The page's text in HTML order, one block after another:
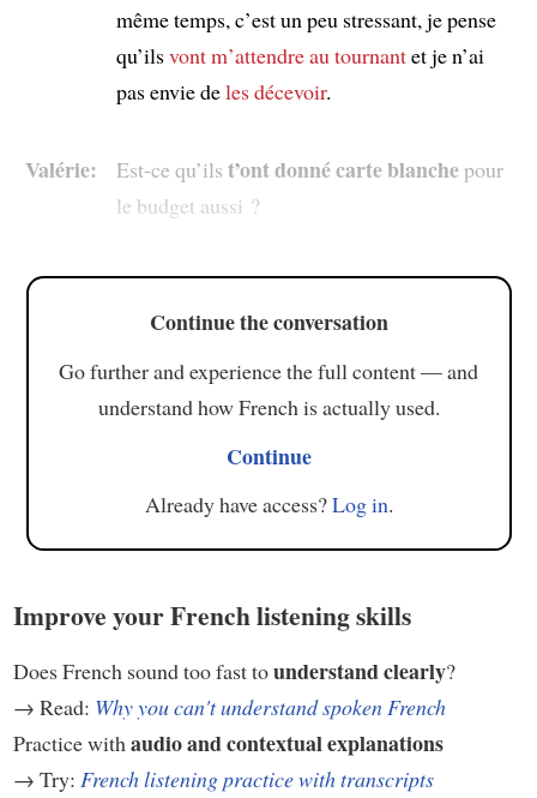
même temps, c’est un peu stressant, je pense
qu’ilsvont m’attendre au tournantet je n’ai
pas envie deles décevoir.
Valérie: Est-ce qu’ils t’ont donné carte blanchepour
le budget aussi ?
Continue the conversation
Go further and experience the full content — and
understand how French is actually used.
Continue
Already have access?Log in.
Improve your French listening skills
Does French sound too fast tounderstand clearly?
→ Read: Why you can't understand spoken French
Practice with audio and contextual explanations
→ Try: French listening practice with transcripts